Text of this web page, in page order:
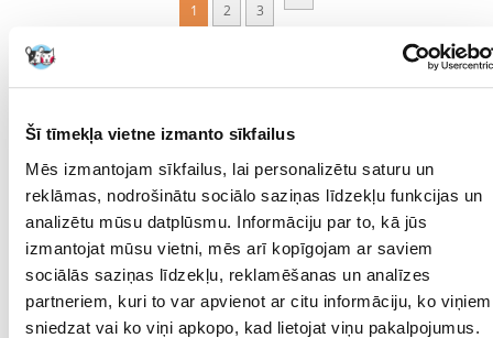
Šī tīmekļa vietne izmanto sīkfailus
Mēs izmantojam sīkfailus, lai personalizētu saturu un
reklāmas, nodrošinātu sociālo saziņas līdzekļu funkcijas un
analizētu mūsu datplūsmu. Informāciju par to, kā jūs
izmantojat mūsu vietni, mēs arī kopīgojam ar saviem
sociālās saziņas līdzekļu, reklamēšanas un analīzes
partneriem, kuri to var apvienot ar citu informāciju, ko viņiem
sniedzat vai ko viņi apkopo, kad lietojat viņu pakalpojumus.
1 2 3
Jola izdošanas datums 2022/05/12
suņu kažoku. Tie ir veci kaķi, un viņu kažoks kļūst ļoti
sapinies. Vēl nevaru rakstīt par iedarbību, bet noteikti kaķi
ar prieku ēd šo barību. Svarīgākais ir tas, ka viņiem patīk
kraukšķi....
ewula91 izdošanas datums 2022/01/07